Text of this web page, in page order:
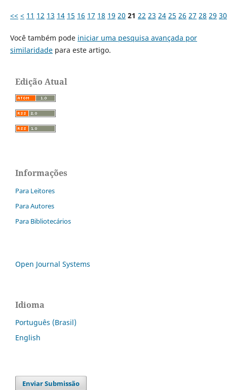
<< < 11 12 13 14 15 16 17 18 19 20 21 22 23 24 25 26 27 28 29 30
Você também pode iniciar uma pesquisa avançada por
similaridadepara este artigo.
Edição Atual
Informações
Para Leitores
Para Autores
Para Bibliotecários
Open Journal Systems
Idioma
Português (Brasil)
English
Enviar Submissão